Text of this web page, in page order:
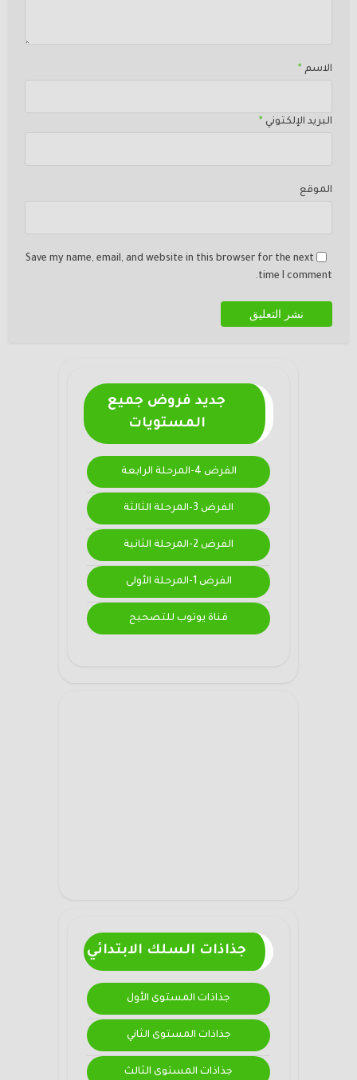
الاسم *
البريد الإلكتوني *
الموقع
Save my name, email, and website in this browser for the next
time I comment.
جديد فروض جميع
المستويات
الفرض 4-المرحلة الرابعة
الفرض 3-المرحلة الثالثة
الفرض 2-المرحلة الثانية
الفرض 1-المرحلة الأولى
قناة يوتوب للتصحيح
جذاذات السلك الابتدائي
جذاذات المستوى الأول
جذاذات المستوى الثاني
جذاذات المستوى الثالث